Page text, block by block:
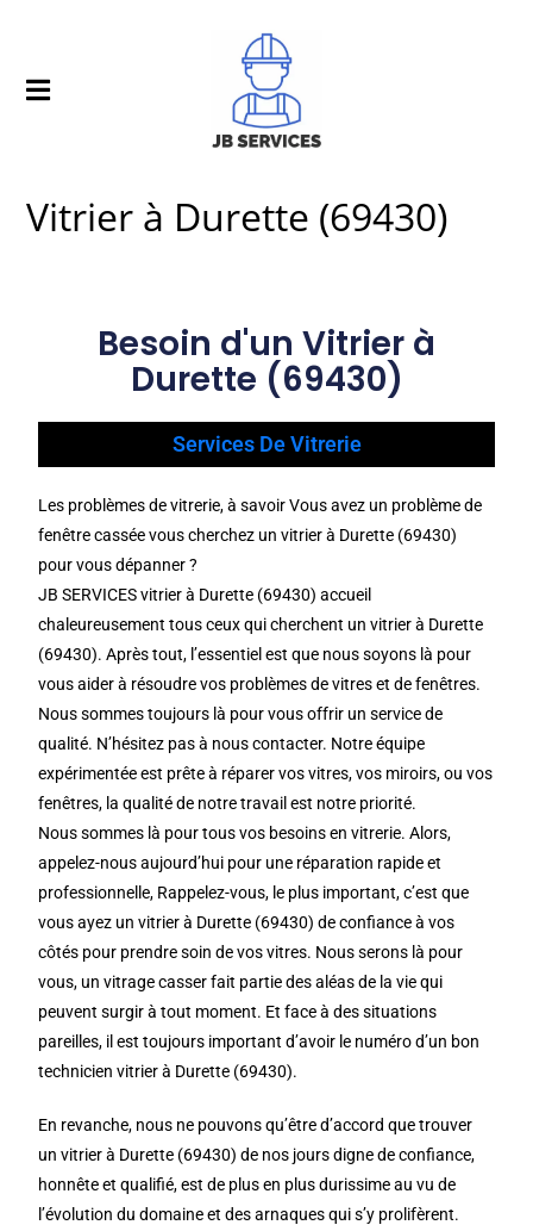
Vitrier à Durette (69430)
Besoin d'un Vitrier à
Durette (69430)
Services De Vitrerie
Les problèmes de vitrerie, à savoir Vous avez un problème de
fenêtre cassée vous cherchez un vitrier à Durette (69430)
pour vous dépanner ?
JB SERVICES vitrier à Durette (69430) accueil
chaleureusement tous ceux qui cherchent un vitrier à Durette
(69430). Après tout, l’essentiel est que nous soyons là pour
vous aider à résoudre vos problèmes de vitres et de fenêtres.
Nous sommes toujours là pour vous offrir un service de
qualité. N’hésitez pas à nous contacter. Notre équipe
expérimentée est prête à réparer vos vitres, vos miroirs, ou vos
fenêtres, la qualité de notre travail est notre priorité.
Nous sommes là pour tous vos besoins en vitrerie. Alors,
appelez-nous aujourd’hui pour une réparation rapide et
professionnelle, Rappelez-vous, le plus important, c’est que
vous ayez un vitrier à Durette (69430) de confiance à vos
côtés pour prendre soin de vos vitres. Nous serons là pour
vous, un vitrage casser fait partie des aléas de la vie qui
peuvent surgir à tout moment. Et face à des situations
pareilles, il est toujours important d’avoir le numéro d’un bon
technicien vitrier à Durette (69430).
En revanche, nous ne pouvons qu’être d’accord que trouver
un vitrier à Durette (69430) de nos jours digne de confiance,
honnête et qualifié, est de plus en plus durissime au vu de
l’évolution du domaine et des arnaques qui s’y prolifèrent.